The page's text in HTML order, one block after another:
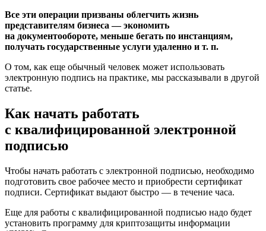
Все эти операции призваны облегчить жизнь
представителям бизнеса — экономить
на документообороте, меньше бегать по инстанциям,
получать государственные услуги удаленно и т. п.
О том, как еще обычный человек может использовать
электронную подпись на практике, мы рассказывали в другой
статье.
Как начать работать
с квалифицированной электронной
подписью
Чтобы начать работать с электронной подписью, необходимо
подготовить свое рабочее место и приобрести сертификат
подписи. Сертификат выдают быстро — в течение часа.
Еще для работы с квалифицированной подписью надо будет
установить программу для криптозащиты информации